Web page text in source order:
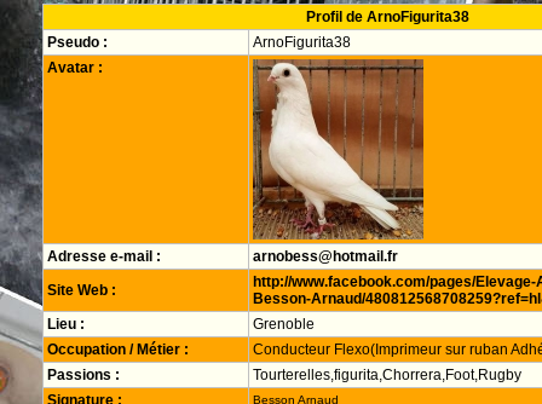
Profil de ArnoFigurita38
Pseudo :
ArnoFigurita38
Avatar :
Adresse e-mail :
arnobess@hotmail.fr
Site Web :
http://www.facebook.com/pages/
Besson-Arnaud/
Lieu :
Grenoble
Occupation / Métier :
Conducteur Flexo(Imprimeur sur ruban
Passions :
Tourterelles,figurita,Chorrera,Foot,Rugby
Signature :
Besson Arnaud